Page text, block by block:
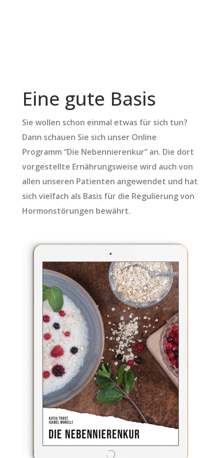
Eine gute Basis
Sie wollen schon einmal etwas für sich tun?
Dann schauen Sie sich unser Online
Programm “Die Nebennierenkur” an. Die dort
vorgestellte Ernährungsweise wird auch von
allen unseren Patienten angewendet und hat
sich vielfach als Basis für die Regulierung von
Hormonstörungen bewährt.